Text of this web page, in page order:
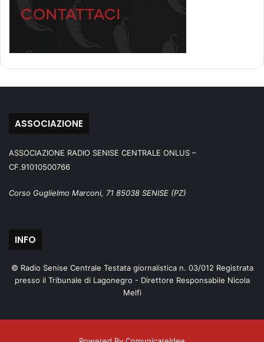
ASSOCIAZIONE
ASSOCIAZIONE RADIO SENISE CENTRALE ONLUS –
CF.91010500766
Corso Guglielmo Marconi, 71 85038 SENISE (PZ)
INFO
© Radio Senise Centrale Testata giornalistica n. 03/012 Registrata
presso il Tribunale di Lagonegro - Direttore Responsabile Nicola
Melfi